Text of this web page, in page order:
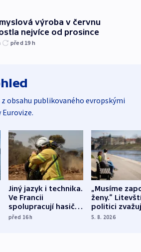
výroba v červnu
nejvíce od prosince
před 19 h
z obsahu publikovaného evropskými
Jiný jazyk i technika.
Ve Francii
spolupracují hasiči z
různých zemí
před 16h
„Musíme
ženy.“
politici
dohodu o
5. 8. 2026